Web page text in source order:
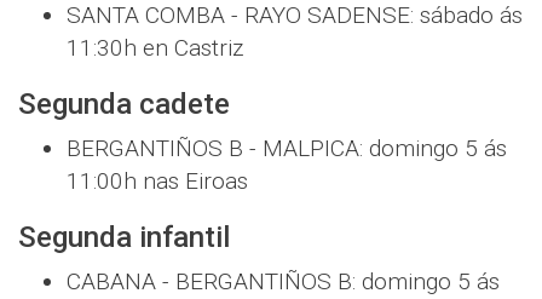
SANTA COMBA - RAYO SADENSE: sábado ás
11:30h en Castriz
Segunda cadete
BERGANTIÑOS B - MALPICA: domingo 5 ás
11:00h nas Eiroas
Segunda infantil
CABANA - BERGANTIÑOS B: domingo 5 ás